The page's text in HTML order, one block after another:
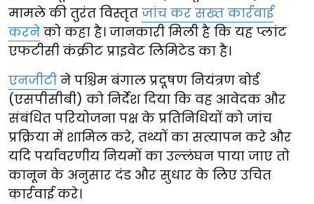
मामले की तुरंत विस्तृत जांच कर सख्त कार्रवाई
करने को कहा है। जानकारी मिली है कि यह प्लांट
एफटीसी कंक्रीट प्राइवेट लिमिटेड का है।
एनजीटी ने पश्चिम बंगाल प्रदूषण नियंत्रण बोर्ड
(एसपीसीबी) को निर्देश दिया कि वह आवेदक और
संबंधित परियोजना पक्ष के प्रतिनिधियों को जांच
प्रक्रिया में शामिल करे, तथ्यों का सत्यापन करे और
यदि पर्यावरणीय नियमों का उल्लंघन पाया जाए तो
कानून के अनुसार दंड और सुधार के लिए उचित
कार्रवाई करे।